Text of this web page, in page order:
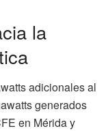
la
adicionales al
generados
en Mérida y